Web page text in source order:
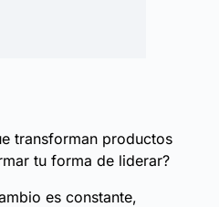
transforman productos
tu forma de liderar?
es constante,